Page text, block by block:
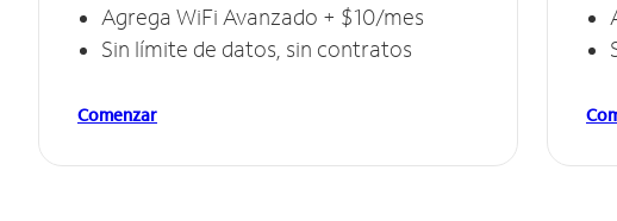
Agrega WiFi Avanzado + $10/mes
Sin límite de datos, sin contratos
Comenzar